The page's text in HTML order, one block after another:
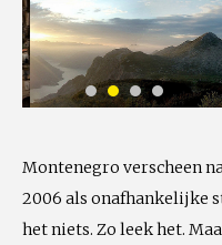
Montenegro verscheen
2006 als onafhankelijke
het niets. Zo leek het.